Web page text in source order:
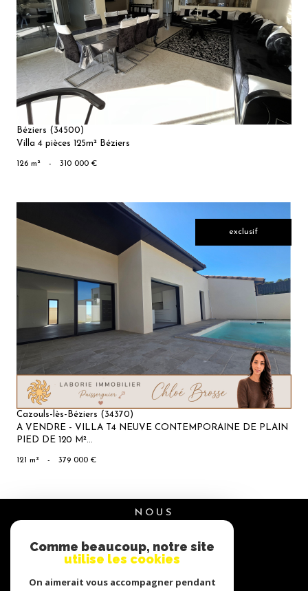
VOIR LE
BIEN
Béziers (34500)
Villa 4 pièces 125m² Béziers
126 m² - 310 000 €
exclusif
VOIR LE
BIEN
Cazouls-lès-Béziers (34370)
A VENDRE - VILLA T4 NEUVE CONTEMPORAINE DE PLAIN
PIED DE 120 M²...
121 m² - 379 000 €
NOUS
NOUS
Comme beaucoup, notre site
utilise les cookies
On aimerait vous accompagner pendant